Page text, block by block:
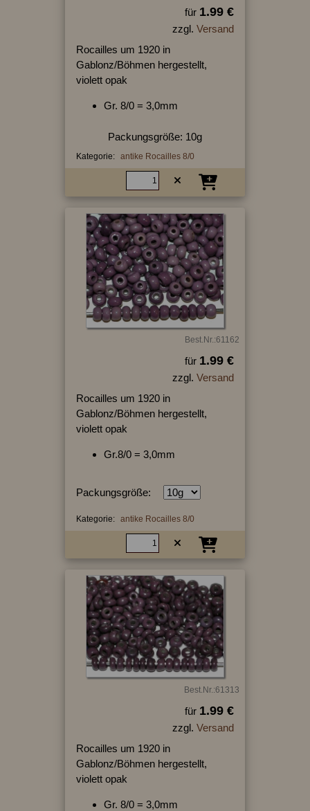
für 1.99 €
zzgl. Versand
Rocailles um 1920 in
Gablonz/Böhmen hergestellt,
violett opak
Gr. 8/0 = 3,0mm
Packungsgröße: 10g
Kategorie: antike Rocailles 8/0
Best.Nr.:61162
für 1.99 €
zzgl. Versand
Rocailles um 1920 in
Gablonz/Böhmen hergestellt,
violett opak
Gr.8/0 = 3,0mm
Packungsgröße:
Kategorie: antike Rocailles 8/0
Best.Nr.:61313
für 1.99 €
zzgl. Versand
Rocailles um 1920 in
Gablonz/Böhmen hergestellt,
violett opak
Gr. 8/0 = 3,0mm